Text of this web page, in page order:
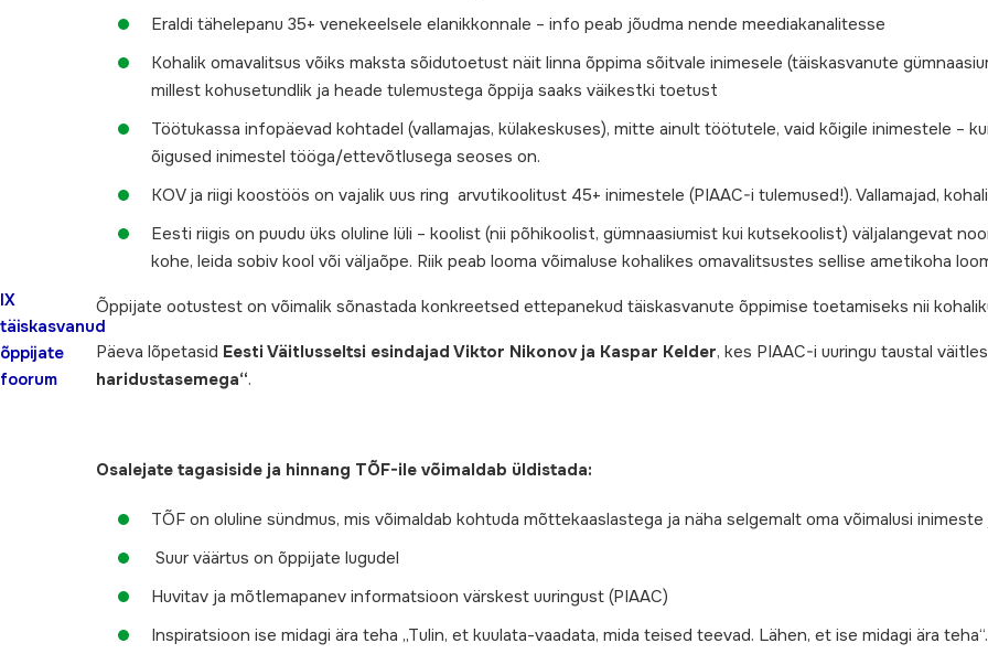
IX
täiskasvanud
õppijate
foorum
Eraldi tähelepanu 35+ venekeelsele elanikkonnale – info peab jõudma nende meediakanalitesse
Kohalik omavalitsus võiks maksta sõidutoetust näit linna õppima sõitvale inimesele (täiskasvanute
millest kohusetundlik ja heade tulemustega õppija saaks väikestki toetust
Töötukassa infopäevad kohtadel (vallamajas, külakeskuses), mitte ainult töötutele, vaid kõigile inimestele –
õigused inimestel tööga/ettevõtlusega seoses on.
KOV ja riigi koostöös on vajalik uus ring arvutikoolitust 45+ inimestele (PIAAC-i tulemused!). Vallamajad,
Eesti riigis on puudu üks oluline lüli – koolist (nii põhikoolist, gümnaasiumist kui kutsekoolist) väljalangevat
kohe, leida sobiv kool või väljaõpe. Riik peab looma võimaluse kohalikes omavalitsustes sellise ametikoha
Õppijate ootustest on võimalik sõnastada konkreetsed ettepanekud täiskasvanute õppimise toetamiseks nii
Päeva lõpetasid Eesti Väitlusseltsi esindajad Viktor Nikonov ja Kaspar Kelder, kes PIAAC-i uuringu taustal
haridustasemega“.
Osalejate tagasiside ja hinnang TÕF-ile võimaldab üldistada:
TÕF on oluline sündmus, mis võimaldab kohtuda mõttekaaslastega ja näha selgemalt oma võimalusi
Suur väärtus on õppijate lugudel
Huvitav ja mõtlemapanev informatsioon värskest uuringust (PIAAC)
Inspiratsioon ise midagi ära teha „Tulin, et kuulata-vaadata, mida teised teevad. Lähen, et ise midagi ära teha“.